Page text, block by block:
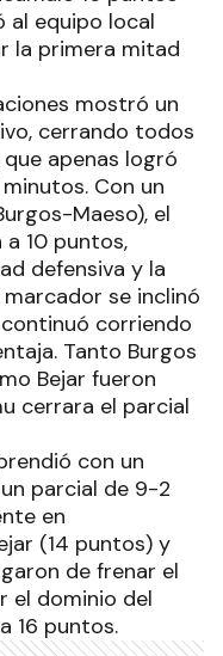
al equipo local
la primera mitad
mostró un
cerrando todos
apenas logró
Con un
Maeso), el
10 puntos,
defensiva y la
se inclinó
corriendo
Tanto Burgos
Bejar fueron
cerrara el parcial
con un
parcial de 9-2
en
(14 puntos) y
de frenar el
el dominio del
16 puntos.